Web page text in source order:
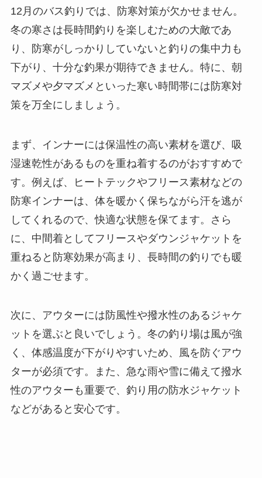
12月のバス釣りでは、防寒対策が欠かせません。
冬の寒さは長時間釣りを楽しむための大敵であ
り、防寒がしっかりしていないと釣りの集中力も
下がり、十分な釣果が期待できません。特に、朝
マズメや夕マズメといった寒い時間帯には防寒対
策を万全にしましょう。
まず、インナーには保温性の高い素材を選び、吸
湿速乾性があるものを重ね着するのがおすすめで
す。例えば、ヒートテックやフリース素材などの
防寒インナーは、体を暖かく保ちながら汗を逃が
してくれるので、快適な状態を保てます。さら
に、中間着としてフリースやダウンジャケットを
重ねると防寒効果が高まり、長時間の釣りでも暖
かく過ごせます。
次に、アウターには防風性や撥水性のあるジャケ
ットを選ぶと良いでしょう。冬の釣り場は風が強
く、体感温度が下がりやすいため、風を防ぐアウ
ターが必須です。また、急な雨や雪に備えて撥水
性のアウターも重要で、釣り用の防水ジャケット
などがあると安心です。